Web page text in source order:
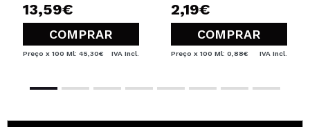
13,59€
COMPRAR
Preço x 100 Ml: 45,30€ IVA Incl.
2,19€
COMPRAR
Preço x 100 Ml: 0,88€ IVA Incl.